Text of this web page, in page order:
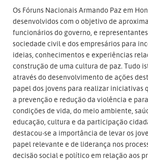
Os Fóruns Nacionais Armando Paz em
desenvolvidos com o objetivo de
funcionários do governo, e
sociedade civil e dos empresários para
ideias, conhecimentos e experiências
construção de uma cultura de paz. Tudo
através do desenvolvimento de ações
papel dos jovens para realizar iniciativas
a prevenção e redução da violência e
condições de vida, do meio ambiente,
educação, cultura e da participação
destacou-se a importância de levar os
papel relevante e de liderança nos
decisão social e político em relação aos